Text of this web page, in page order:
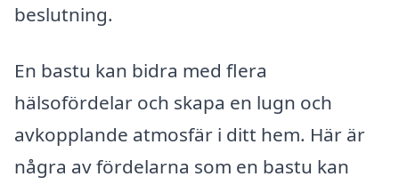
beslutning.
En bastu kan bidra med flera
hälsofördelar och skapa en lugn och
avkopplande atmosfär i ditt hem. Här är
några av fördelarna som en bastu kan